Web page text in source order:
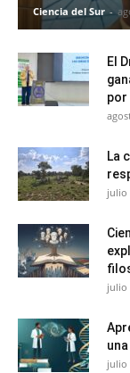
Ciencia del Sur -
El
por
La
julio
julio
julio